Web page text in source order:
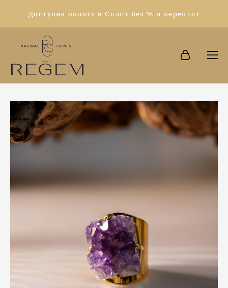
Доступна оплата в Сплит без % и переплат